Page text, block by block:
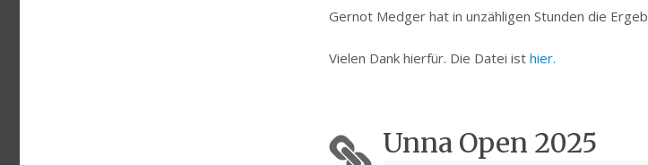
Gernot Medger hat in unzähligen Stunden die
Vielen Dank hierfür. Die Datei ist hier.
Unna Open 2025